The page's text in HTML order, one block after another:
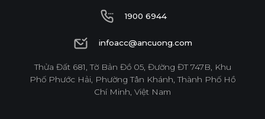
1900 6944
1900 6944
infoacc@ancuong.com
infoacc@ancuong.com
Thửa Đất 681, Tờ Bản Đồ 05, Đường ĐT 747B, Khu
Phố Phước Hải, Phường Tân Khánh, Thành Phố Hồ
Chí Minh, Việt Nam